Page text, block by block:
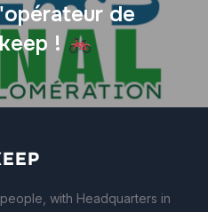
de
!
with Headquarters in